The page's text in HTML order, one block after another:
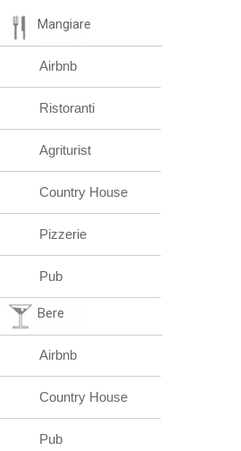
Mangiare
Airbnb
Ristoranti
Agriturist
Country House
Pizzerie
Pub
Bere
Airbnb
Country House
Pub